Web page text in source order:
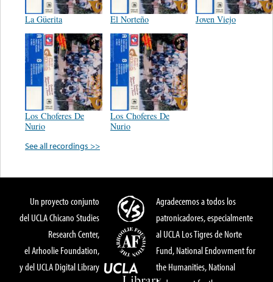
La Güerita El Norteño Joven Viejo
Los Choferes De
Nurio
Los Choferes De
Nurio
See all recordings >>
Un proyecto conjunto
del UCLA Chicano Studies
Research Center,
el Arhoolie Foundation,
y del UCLA Digital Library
Agradecemos a todos los
patronicadores, especialmente
al UCLA Los Tigres de Norte
Fund, National Endowment for
the Humanities, National